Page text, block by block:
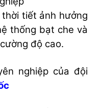
tiết ảnh hưởng
thống bạt che và
độ cao.
nghiệp của đội